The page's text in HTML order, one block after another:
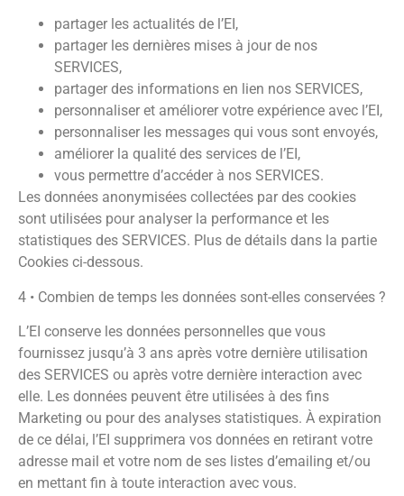
partager les actualités de l’EI,
partager les dernières mises à jour de nos
SERVICES,
partager des informations en lien nos SERVICES,
personnaliser et améliorer votre expérience avec l’EI,
personnaliser les messages qui vous sont envoyés,
améliorer la qualité des services de l’EI,
vous permettre d’accéder à nos SERVICES.
Les données anonymisées collectées par des cookies
sont utilisées pour analyser la performance et les
statistiques des SERVICES. Plus de détails dans la partie
Cookies ci-dessous.
4 • Combien de temps les données sont-elles conservées ?
L’EI conserve les données personnelles que vous
fournissez jusqu’à 3 ans après votre dernière utilisation
des SERVICES ou après votre dernière interaction avec
elle. Les données peuvent être utilisées à des fins
Marketing ou pour des analyses statistiques. À expiration
de ce délai, l’EI supprimera vos données en retirant votre
adresse mail et votre nom de ses listes d’emailing et/ou
en mettant fin à toute interaction avec vous.